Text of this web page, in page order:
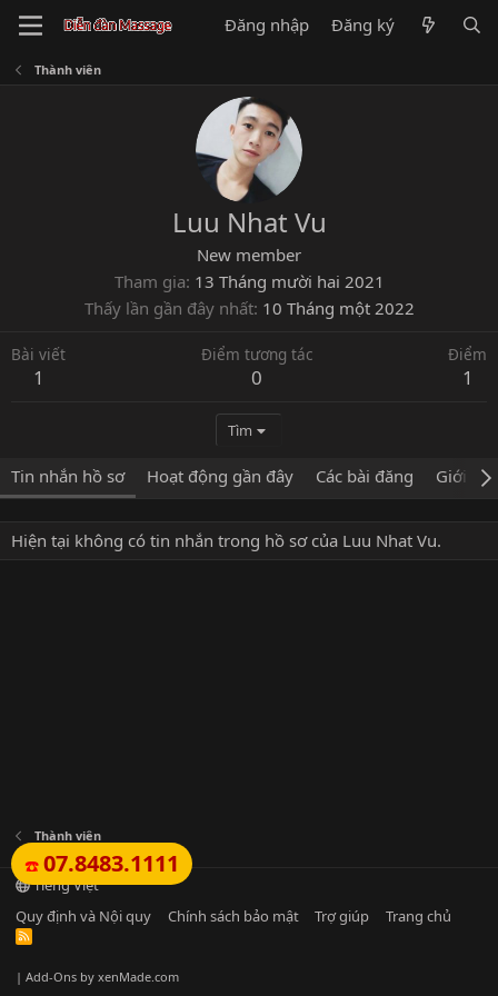
Đăng nhập Đăng ký
Thành viên
Luu Nhat Vu
New member
Tham gia 13 Tháng mười hai 2021
Thấy lần gần đây nhất 10 Tháng một 2022
Bài viết
1
Điểm tương tác
0
Điểm
1
Tìm
Tin nhắn hồ sơ Hoạt động gần đây Các bài đăng Giới
Hiện tại không có tin nhắn trong hồ sơ của Luu Nhat Vu.
☎️ 07.8483.1111
Thành viên
Tiếng Việt
Quy định và Nội quy
Chính sách bảo mật Trợ giúp Trang chủ
R
| Add-Ons by xenMade.com